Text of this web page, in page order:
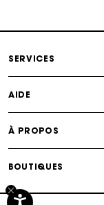
SERVICES
AIDE
À PROPOS
BOUTIQUES